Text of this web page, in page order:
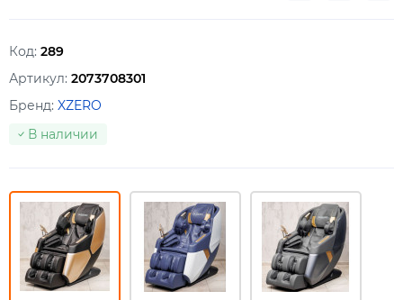
Код: 289
Артикул: 2073708301
Бренд: XZERO
В наличии